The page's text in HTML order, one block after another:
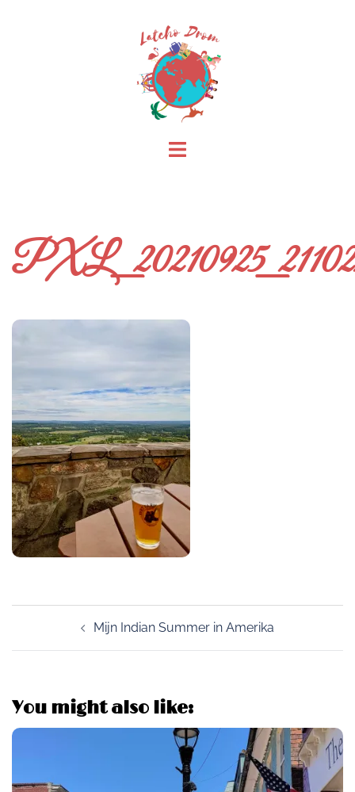
Toggle
navigation
Mijn Indian Summer in Amerika
You might also like: